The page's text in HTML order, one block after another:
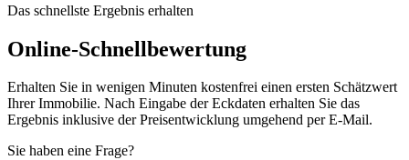
Das schnellste Ergebnis erhalten
Online-Schnellbewertung
Erhalten Sie in wenigen Minuten kostenfrei einen ersten Schätzwert
Ihrer Immobilie. Nach Eingabe der Eckdaten erhalten Sie das
Ergebnis inklusive der Preisentwicklung umgehend per E-Mail.
Sie haben eine Frage?